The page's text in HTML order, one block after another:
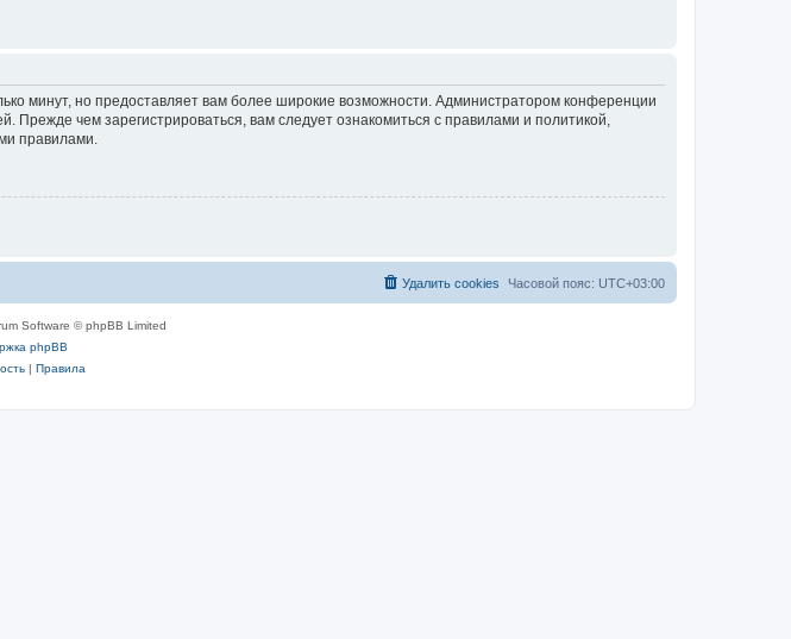
минут, но предоставляет вам более широкие возможности. Администратором конференции
Прежде чем зарегистрироваться, вам следует ознакомиться с правилами и политикой,
правилами.
Часовой пояс: UTC+03:00
Удалить cookies
Software © phpBB Limited
phpBB
| Правила